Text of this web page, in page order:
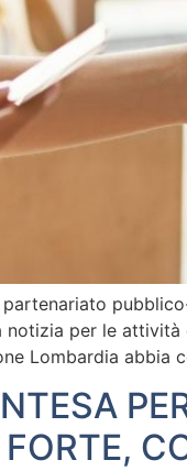
notizia per le
Lombardia abbia